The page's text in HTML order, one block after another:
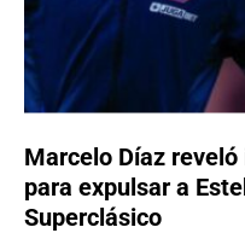
Marcelo Díaz
para expulsar a
Superclásico